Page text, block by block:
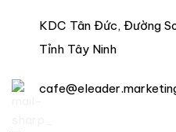
KDC Tân Đức, Đường
Tỉnh Tây Ninh